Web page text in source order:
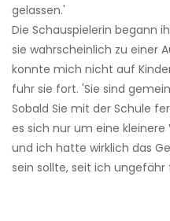
gelassen.'
Die Schauspielerin begann
sie wahrscheinlich zu einer
konnte mich nicht auf
fuhr sie fort. 'Sie sind
Sobald Sie mit der Schule
es sich nur um eine kleinere
und ich hatte wirklich das
sein sollte, seit ich ungefähr